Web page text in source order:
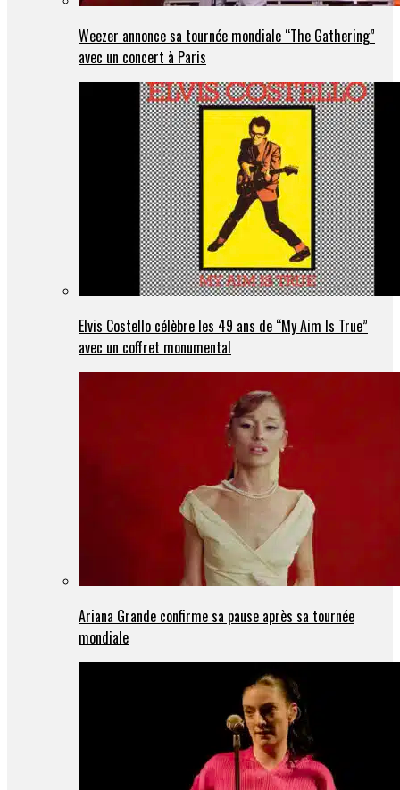
Weezer annonce sa tournée mondiale “The Gathering”
avec un concert à Paris
Elvis Costello célèbre les 49 ans de “My Aim Is True”
avec un coffret monumental
Ariana Grande confirme sa pause après sa tournée
mondiale